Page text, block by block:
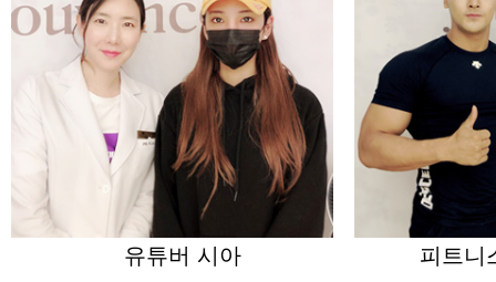
유튜버 시아 피트니